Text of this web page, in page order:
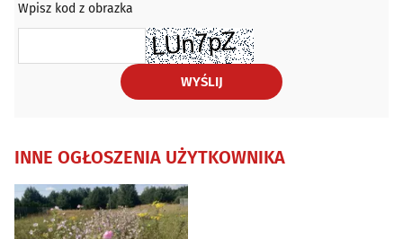
Wpisz kod z obrazka
WYŚLIJ
INNE OGŁOSZENIA UŻYTKOWNIKA